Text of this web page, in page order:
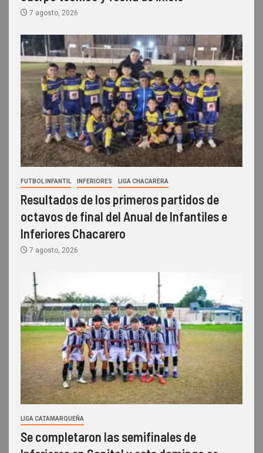
7 agosto, 2026
FUTBOL INFANTIL INFERIORES LIGA CHACARERA
Resultados de los primeros partidos de
octavos de final del Anual de Infantiles e
Inferiores Chacarero
7 agosto, 2026
LIGA CATAMARQUEÑA
Se completaron las semifinales de